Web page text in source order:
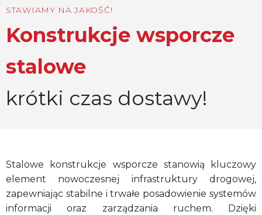
STAWIAMY NA JAKOŚĆ!
Konstrukcje wsporcze
stalowe
krótki czas dostawy!
Stalowe konstrukcje wsporcze stanowią kluczowy
element nowoczesnej infrastruktury drogowej,
zapewniając stabilne i trwałe posadowienie systemów
informacji oraz zarządzania ruchem. Dzięki